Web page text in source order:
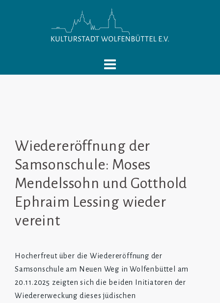
Wiedereröffnung der
Samsonschule: Moses
Mendelssohn und Gotthold
Ephraim Lessing wieder
vereint
Hocherfreut über die Wiedereröffnung der
Samsonschule am Neuen Weg in Wolfenbüttel am
20.11.2025 zeigten sich die beiden Initiatoren der
Wiedererweckung dieses jüdischen